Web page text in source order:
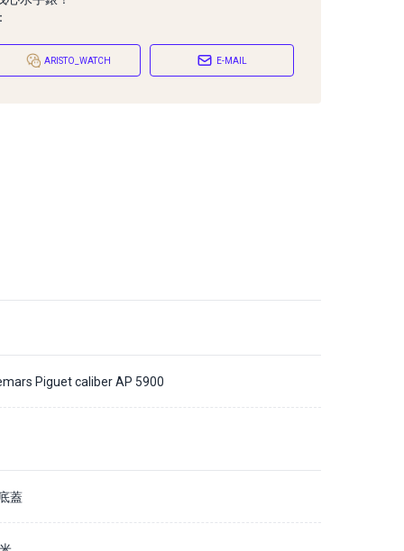
ARISTO_WATCH E-MAIL
Piguet caliber AP 5900
蓋